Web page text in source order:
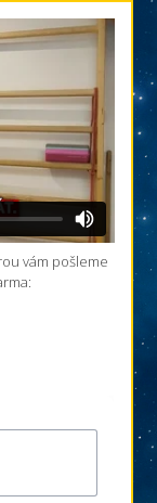
vám pošleme